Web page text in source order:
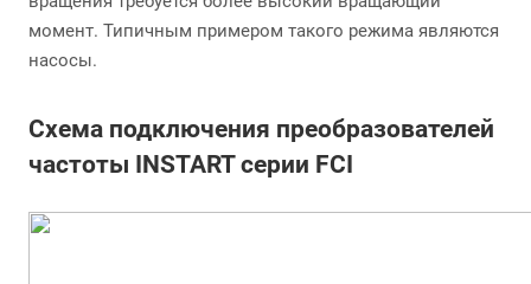
момент. Типичным примером такого режима являются
насосы.
Схема подключения преобразователей
частоты INSTART серии FCI